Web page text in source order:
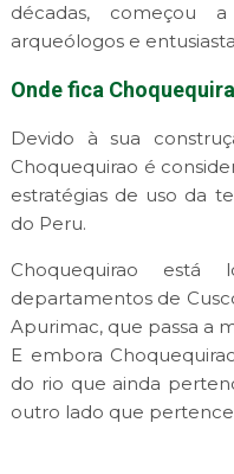
décadas, começou
arqueólogos e
Onde fica
Devido à sua
Choquequirao é
estratégias de uso da
do Peru.
Choquequirao está
departamentos de
Apurimac, que passa a
E embora
do rio que ainda
outro lado que